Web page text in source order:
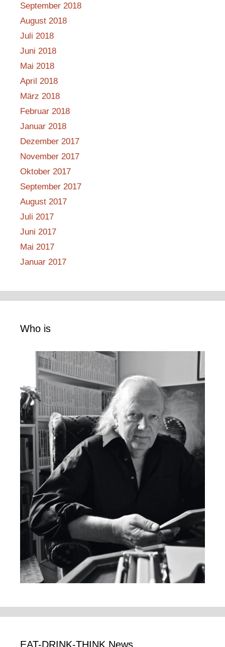
September 2018
August 2018
Juli 2018
Juni 2018
Mai 2018
April 2018
März 2018
Februar 2018
Januar 2018
Dezember 2017
November 2017
Oktober 2017
September 2017
August 2017
Juli 2017
Juni 2017
Mai 2017
Januar 2017
Who is
EAT-DRINK-THINK News